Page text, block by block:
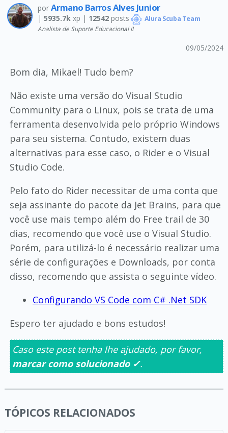
por Armano Barros Alves Junior
| 5935.7kxp | 12542posts Alura Scuba Team
Analista de Suporte Educacional II
09/05/2024
Bom dia, Mikael! Tudo bem?
Não existe uma versão do Visual Studio
Community para o Linux, pois se trata de uma
ferramenta desenvolvida pelo próprio Windows
para seu sistema. Contudo, existem duas
alternativas para esse caso, o Rider e o Visual
Studio Code.
Pelo fato do Rider necessitar de uma conta que
seja assinante do pacote da Jet Brains, para que
você use mais tempo além do Free trail de 30
dias, recomendo que você use o Visual Studio.
Porém, para utilizá-lo é necessário realizar uma
série de configurações e Downloads, por conta
disso, recomendo que assista o seguinte vídeo.
Configurando VS Code com C# .Net SDK
Espero ter ajudado e bons estudos!
Caso este post tenha lhe ajudado, por favor,
marcar como solucionado ✓.
TÓPICOS RELACIONADOS